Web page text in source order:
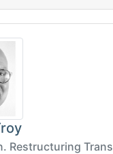
Restructuring